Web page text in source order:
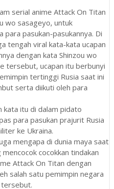
serial anime Attack On Titan
wo sasageyo, untuk
pasukan-pasukannya. Di
tengah viral kata-kata ucapan
dengan kata Shinzou wo
tersebut, ucapan itu berbunyi
tertinggi Rusia saat ini
serta diikuti oleh para
kata itu di dalam pidato
para pasukan prajurit Rusia
ke Ukraina.
mengapa di dunia maya saat
cocokkan tindakan
Attack On Titan dengan
salah satu pemimpin negara